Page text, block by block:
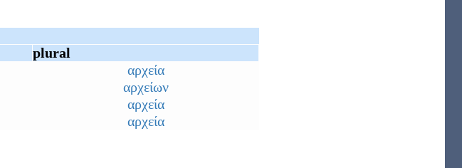
plural
αρχεία
αρχείων
αρχεία
αρχεία